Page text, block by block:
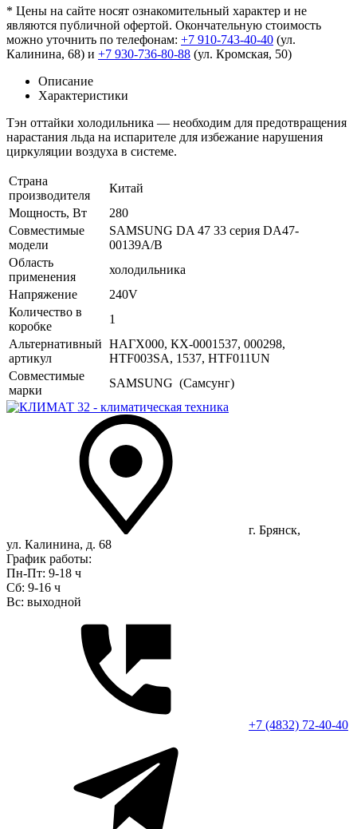
* Цены на сайте носят ознакомительный характер и не
являются публичной офертой. Окончательную стоимость
можно уточнить по телефонам: +7 910-743-40-40 (ул.
Калинина, 68) и +7 930-736-80-88 (ул. Кромская, 50)
Описание
Характеристики
Тэн оттайки холодильника — необходим для предотвращения
нарастания льда на испарителе для избежание нарушения
циркуляции воздуха в системе.
Страна
производителя
Китай
Мощность, Вт
280
Совместимые
модели
SAMSUNG DA 47 33 серия DA47-
00139A/B
Область
применения
холодильника
Напряжение
240V
Количество в
коробке
1
Альтернативный
артикул
НАГХ000, КХ-0001537, 000298,
HTF003SA, 1537, HTF011UN
Совместимые
марки
SAMSUNG (Самсунг)
г. Брянск,
ул. Калинина, д. 68
График работы:
Пн-Пт: 9-18 ч
Сб: 9-16 ч
Вс: выходной
+7 (4832) 72-40-40